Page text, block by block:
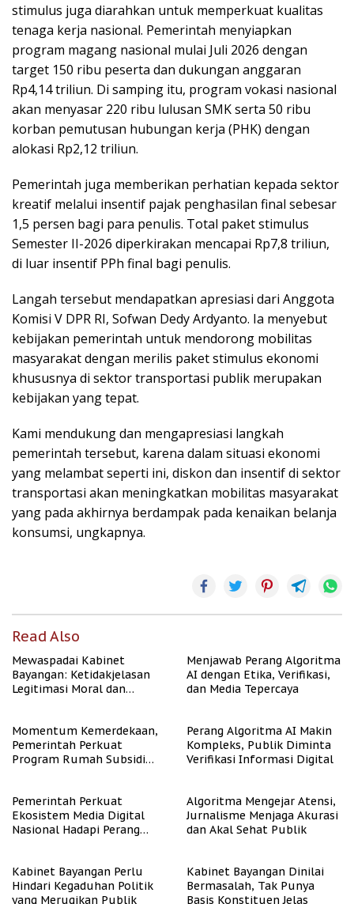
stimulus juga diarahkan untuk memperkuat kualitas
tenaga kerja nasional. Pemerintah menyiapkan
program magang nasional mulai Juli 2026 dengan
target 150 ribu peserta dan dukungan anggaran
Rp4,14 triliun. Di samping itu, program vokasi nasional
akan menyasar 220 ribu lulusan SMK serta 50 ribu
korban pemutusan hubungan kerja (PHK) dengan
alokasi Rp2,12 triliun.
Pemerintah juga memberikan perhatian kepada sektor
kreatif melalui insentif pajak penghasilan final sebesar
1,5 persen bagi para penulis. Total paket stimulus
Semester II-2026 diperkirakan mencapai Rp7,8 triliun,
di luar insentif PPh final bagi penulis.
Langah tersebut mendapatkan apresiasi dari Anggota
Komisi V DPR RI, Sofwan Dedy Ardyanto. Ia menyebut
kebijakan pemerintah untuk mendorong mobilitas
masyarakat dengan merilis paket stimulus ekonomi
khususnya di sektor transportasi publik merupakan
kebijakan yang tepat.
Kami mendukung dan mengapresiasi langkah
pemerintah tersebut, karena dalam situasi ekonomi
yang melambat seperti ini, diskon dan insentif di sektor
transportasi akan meningkatkan mobilitas masyarakat
yang pada akhirnya berdampak pada kenaikan belanja
konsumsi, ungkapnya.
Read Also
Mewaspadai Kabinet
Bayangan: Ketidakjelasan
Legitimasi Moral dan
Menjawab Perang Algoritma
AI dengan Etika, Verifikasi,
dan Media Tepercaya
Momentum Kemerdekaan,
Pemerintah Perkuat
Program Rumah Subsidi
Perang Algoritma AI Makin
Kompleks, Publik Diminta
Verifikasi Informasi Digital
Pemerintah Perkuat
Ekosistem Media Digital
Nasional Hadapi Perang
Algoritma Mengejar Atensi,
Jurnalisme Menjaga Akurasi
dan Akal Sehat Publik
Kabinet Bayangan Perlu
Hindari Kegaduhan Politik
yang Merugikan Publik
Kabinet Bayangan Dinilai
Bermasalah, Tak Punya
Basis Konstituen Jelas